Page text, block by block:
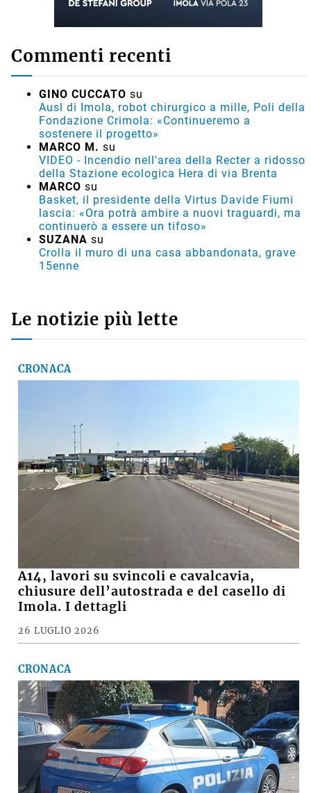
Commenti recenti
GINO CUCCATO su
Ausl di Imola, robot chirurgico a mille, Poli della
Fondazione Crimola: «Continueremo a
sostenere il progetto»
MARCO M. su
VIDEO - Incendio nell'area della Recter a ridosso
della Stazione ecologica Hera di via Brenta
MARCO su
Basket, il presidente della Virtus Davide Fiumi
lascia: «Ora potrà ambire a nuovi traguardi, ma
continuerò a essere un tifoso»
SUZANA su
Crolla il muro di una casa abbandonata, grave
15enne
Le notizie più lette
CRONACA
A14, lavori su svincoli e cavalcavia,
chiusure dell’autostrada e del casello di
Imola. I dettagli
26 LUGLIO 2026
CRONACA